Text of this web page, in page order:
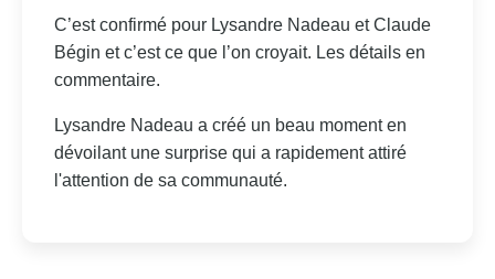
C’est confirmé pour Lysandre Nadeau et Claude
Bégin et c’est ce que l’on croyait. Les détails en
commentaire.
Lysandre Nadeau a créé un beau moment en
dévoilant une surprise qui a rapidement attiré
l'attention de sa communauté.